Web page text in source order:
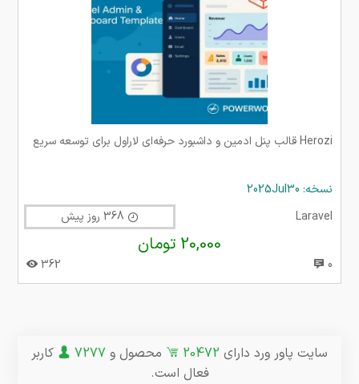
Herozi قالب پنل ادمین و داشبورد حرفه‌ای لاراول برای توسعه سریع
نسخه: 2025Jul30
Laravel
20,000 تومان
0
362
سایت پاور ورد دارای 20472 محصول و 7277
کاربر
فعال است.